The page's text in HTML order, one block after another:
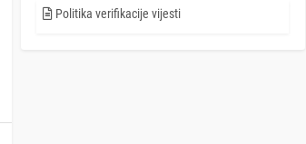
Politika verifikacije vijesti